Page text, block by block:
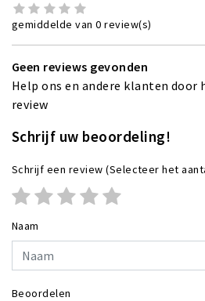
gemiddelde van 0 review(s)
Geen reviews gevonden
Help ons en andere klanten door
review
Schrijf uw beoordeling!
Schrijf een review (Selecteer het
Naam
Beoordelen